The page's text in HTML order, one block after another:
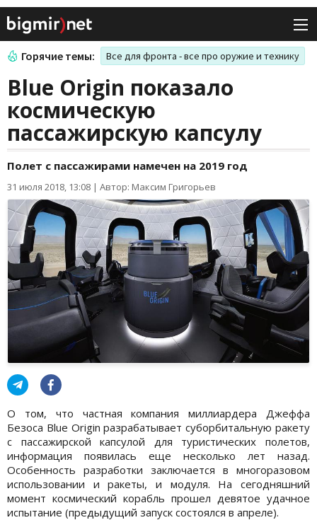
Горячие темы: Все для фронта - все про оружие и технику
Blue Origin показало
космическую
пассажирскую капсулу
Полет с пассажирами намечен на 2019 год
31 июля 2018, 13:08 | Автор: Максим Григорьев
О том, что частная компания миллиардера Джеффа
Безоса Blue Origin разрабатывает суборбитальную ракету
с пассажирской капсулой для туристических полетов,
информация появилась еще несколько лет назад.
Особенность разработки заключается в многоразовом
использовании и ракеты, и модуля. На сегодняшний
момент космический корабль прошел девятое удачное
испытание (предыдущий запуск состоялся в апреле).